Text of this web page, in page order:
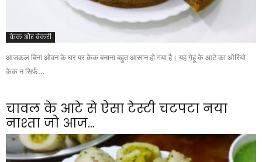
केक और बेकरी
आजकल बिना ओवन के घर पर केक बनाना बहुत आसान हो गया है। यह गेहूं के आटे का ओरियो
केक न सिर्फ...
चावल के आटे से ऐसा टेस्टी चटपटा नया
नाश्ता जो आज...